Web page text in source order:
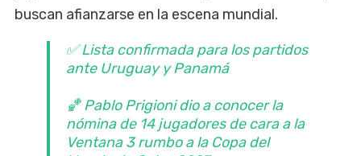
buscan afianzarse en la escena mundial.
✅ Lista confirmada para los partidos
ante Uruguay y Panamá
🏀 Pablo Prigioni dio a conocer la
nómina de 14 jugadores de cara a la
Ventana 3 rumbo a la Copa del